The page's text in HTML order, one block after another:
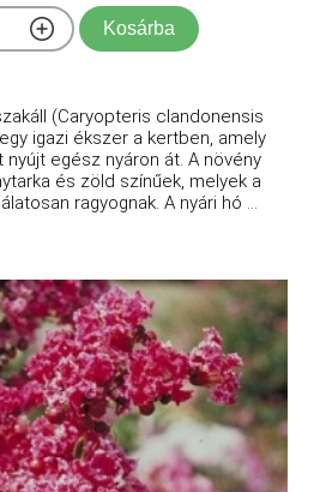
Kosárba
(Caryopteris clandonensis
igazi ékszer a kertben, amely
nyújt egész nyáron át. A növény
és zöld színűek, melyek a
ragyognak. A nyári hó ...